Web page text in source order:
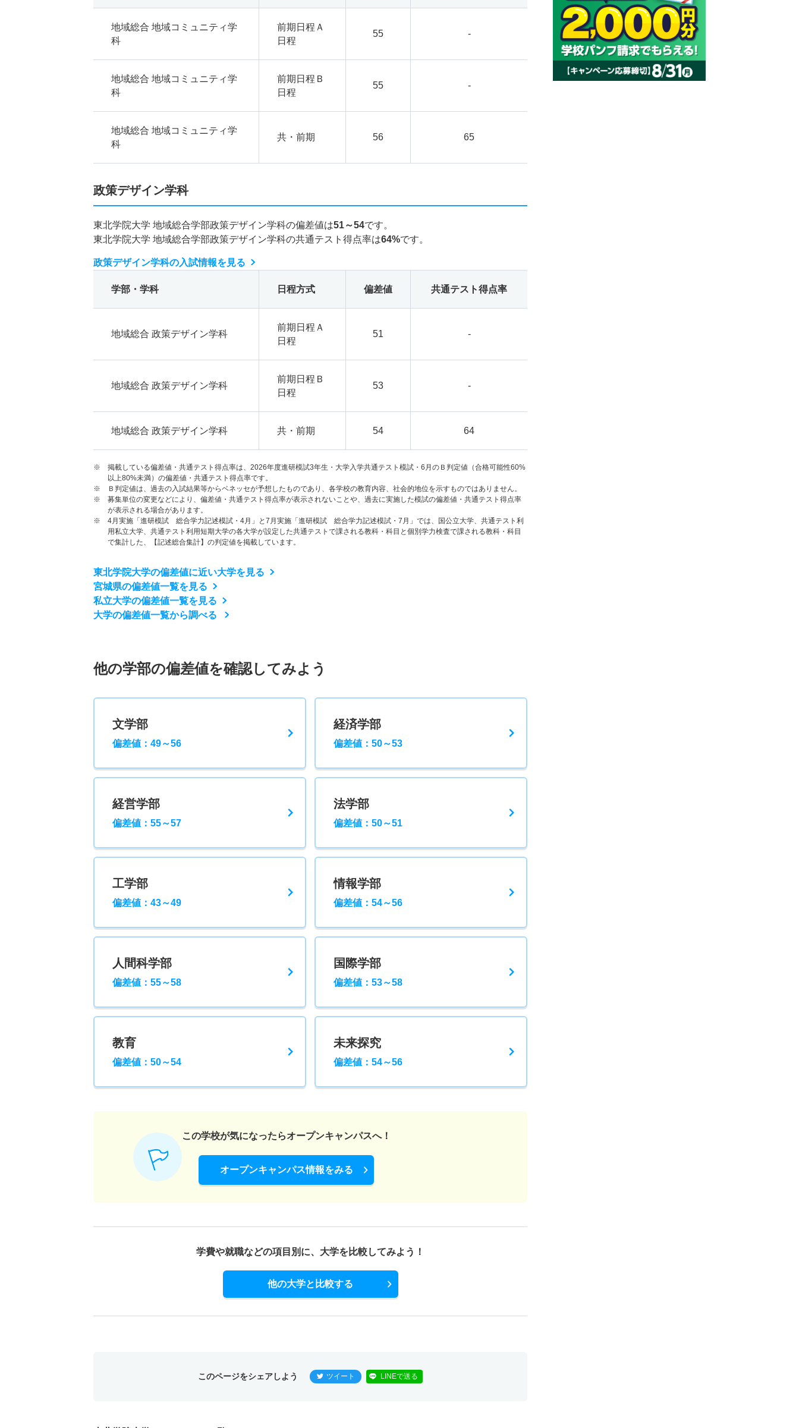
地域総合 地域コミュニティ学
科
前期日程Ａ
日程
55 -
地域総合 地域コミュニティ学
科
前期日程Ｂ
日程
55 -
地域総合 地域コミュニティ学
科
共・前期 56 65
政策デザイン学科
東北学院大学 地域総合学部政策デザイン学科の偏差値は51～54です。
東北学院大学 地域総合学部政策デザイン学科の共通テスト得点率は64%です。
政策デザイン学科の入試情報を見る
学部・学科 日程方式 偏差値 共通テスト得点率
地域総合 政策デザイン学科
前期日程Ａ
日程
51 -
地域総合 政策デザイン学科
前期日程Ｂ
日程
53 -
地域総合 政策デザイン学科 共・前期 54 64
※ 掲載している偏差値・共通テスト得点率は、2026年度進研模試3年生・大学入学共通テスト模試・6月のＢ判定値（合格可能性60%
以上80%未満）の偏差値・共通テスト得点率です。
※ Ｂ判定値は、過去の入試結果等からベネッセが予想したものであり、各学校の教育内容、社会的地位を示すものではありません。
※ 募集単位の変更などにより、偏差値・共通テスト得点率が表示されないことや、過去に実施した模試の偏差値・共通テスト得点率
が表示される場合があります。
※ 4月実施「進研模試 総合学力記述模試・4月」と7月実施「進研模試 総合学力記述模試・7月」では、国公立大学、共通テスト利
用私立大学、共通テスト利用短期大学の各大学が設定した共通テストで課される教科・科目と個別学力検査で課される教科・科目
で集計した、【記述総合集計】の判定値を掲載しています。
東北学院大学の偏差値に近い大学を見る
宮城県の偏差値一覧を見る
私立大学の偏差値一覧を見る
大学の偏差値一覧から調べる
他の学部の偏差値を確認してみよう
文学部
偏差値：49～56
経済学部
偏差値：50～53
経営学部
偏差値：55～57
法学部
偏差値：50～51
工学部
偏差値：43～49
情報学部
偏差値：54～56
人間科学部
偏差値：55～58
国際学部
偏差値：53～58
教育
偏差値：50～54
未来探究
偏差値：54～56
この学校が気になったらオープンキャンパスへ！
オープンキャンパス情報をみる
学費や就職などの項目別に、 大学を比較してみよう！
他の大学と比較する
このページをシェアしよう ツイート LINEで送る